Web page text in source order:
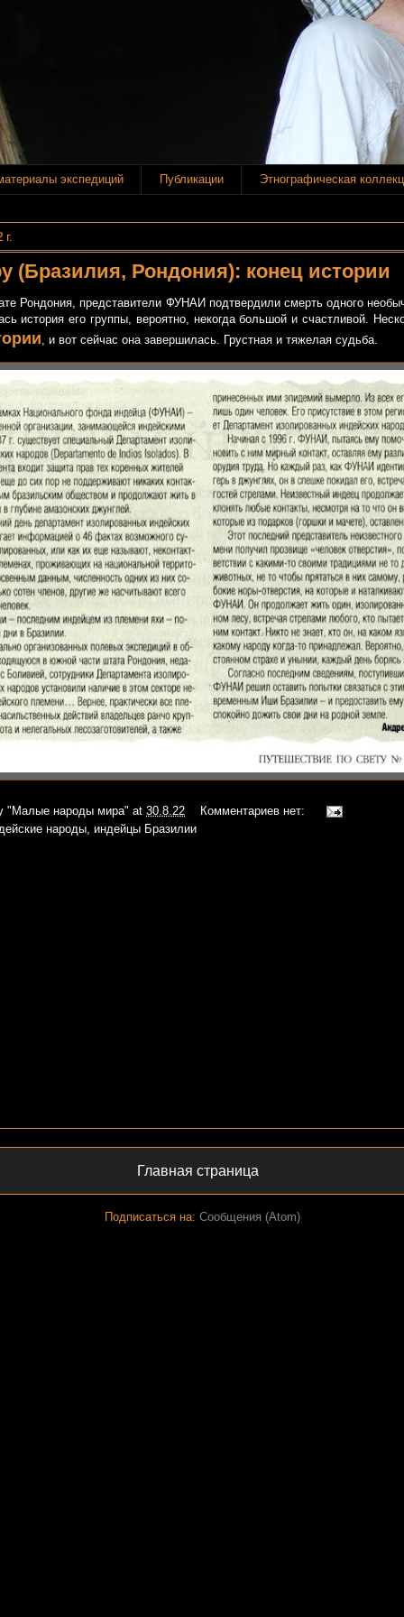
экспедиций Публикации Этнографическая
(Бразилия, Рондония): конец истории
Рондония, представители ФУНАИ подтвердили смерть одного
история его группы, вероятно, некогда большой и счастливой.
, и вот сейчас она завершилась. Грустная и тяжелая судьба.
"Малые народы мира" at 30.8.22
Комментариев нет:
народы, индейцы Бразилии
Главная страница
Подписаться на: Сообщения (Atom)